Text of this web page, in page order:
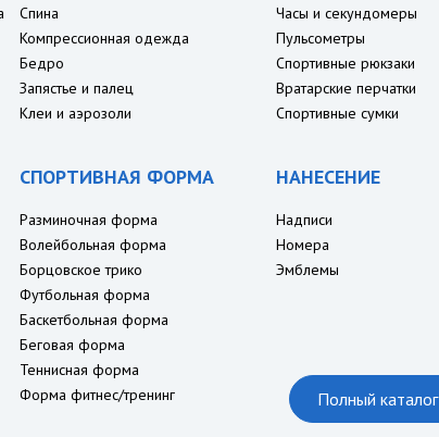
Спина
Компрессионная одежда
Бедро
Запястье и палец
Клеи и аэрозоли
Часы и секундомеры
Пульсометры
Спортивные рюкзаки
Вратарские перчатки
Спортивные сумки
СПОРТИВНАЯ ФОРМА
Разминочная форма
Волейбольная форма
Борцовское трико
Футбольная форма
Баскетбольная форма
Беговая форма
Теннисная форма
Форма фитнес/тренинг
НАНЕСЕНИЕ
Надписи
Номера
Эмблемы
Полный каталог